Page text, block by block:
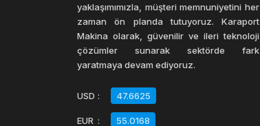
yaklaşımımızla, müşteri memnuniyetini her
zaman ön planda tutuyoruz. Karaport
Makina olarak, güvenilir ve ileri teknoloji
çözümler sunarak sektörde fark
yaratmaya devam ediyoruz.
USD : 47.6625
EUR : 55.0168